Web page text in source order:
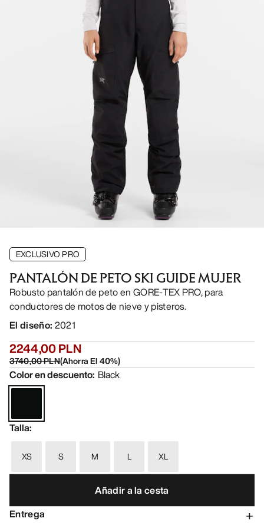
EXCLUSIVO PRO
PANTALÓN DE PETO SKI GUIDE MUJER
Robusto pantalón de peto en GORE-TEX PRO, para
conductores de motos de nieve y pisteros.
El diseño: 2021
2244,00 PLN
3740,00 PLN(Ahorra El40%)
Color en descuento: Black
Talla:
XS S M L XL
Añadir a la cesta
Entrega